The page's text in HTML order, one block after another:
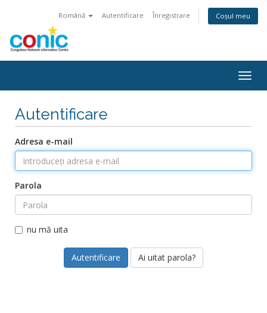
Română Autentificare Înregistrare Coșul meu
Autentificare
Adresa e-mail
Parola
nu mă uita
Ai uitat parola?